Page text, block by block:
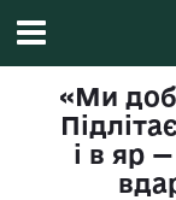
«Ми
і в яр